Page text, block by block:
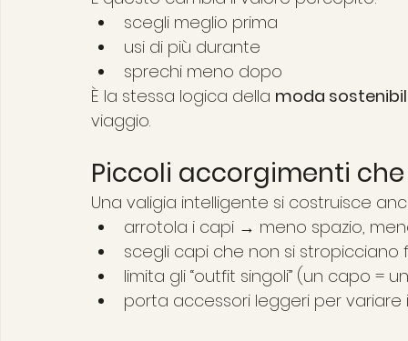
scegli meglio prima
usi di più durante
sprechi meno dopo
È la stessa logica della moda
viaggio.
Piccoli accorgimenti
Una valigia intelligente si costruisce
arrotola i capi → meno spazio,
scegli capi che non si stropicciano
limita gli “outfit singoli” (un capo =
porta accessori leggeri per variare